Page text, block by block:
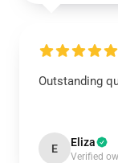
Outstanding
E Eliza
Verified